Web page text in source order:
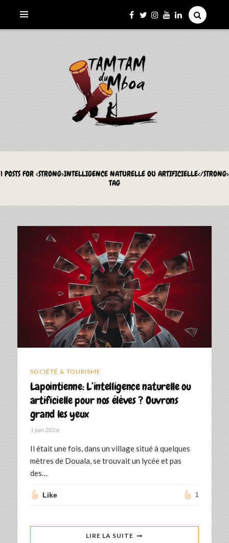
LE TAMTAM DU MBOA
La Culture du Mboa Dévoilée !
1 POSTS FOR <STRONG>INTELLIGENCE NATURELLE OU ARTIFICIELLE</STRONG>
TAG
SOCIÉTÉ & TOURISME
Lapointienne: L’intelligence naturelle ou
artificielle pour nos élèves ? Ouvrons
grand les yeux
1 juin 2026
Il était une fois, dans un village situé à quelques
mètres de Douala, se trouvait un lycée et pas
des…
Like 1
LIRE LA SUITE